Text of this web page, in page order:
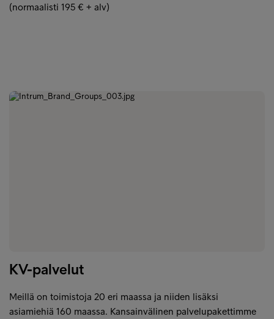
(normaalisti 195 € + alv)
KV-palvelut
Meillä on toimistoja 20 eri maassa ja niiden lisäksi
asiamiehiä 160 maassa. Kansainvälinen palvelupakettimme